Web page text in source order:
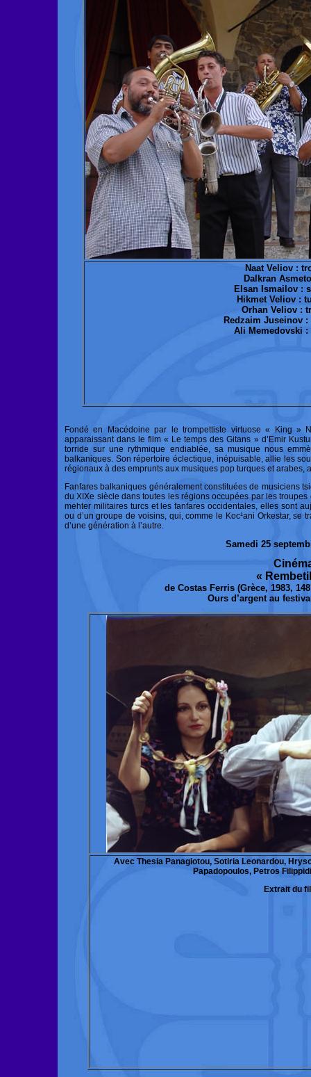
Naat Veliov :
Dalkran
Elsan Ismailov :
Hikmet Veliov :
Orhan Veliov :
Redzaim Juseinov
Ali Memedovski :
Fondé en Macédoine par le trompettiste virtuose « King »
apparaissant dans le film « Le temps des Gitans » d’Emir
torride sur une rythmique endiablée, sa musique nous
balkaniques. Son répertoire éclectique, inépuisable, allie les
régionaux à des emprunts aux musiques pop turques et arabes,
Fanfares balkaniques généralement constituées de musiciens
du XIXe siècle dans toutes les régions occupées par les
mehter militaires turcs et les fanfares occidentales, elles sont
ou d’un groupe de voisins, qui, comme le Koc¹ani Orkestar, se
d’une génération à l’autre.
Samedi 25
«
de Costas Ferris (Grèce, 1983,
Ours d’argent au
Avec Thesia Panagiotou, Sotiria Leonardou,
Papadopoulos, Petros
Extrait du